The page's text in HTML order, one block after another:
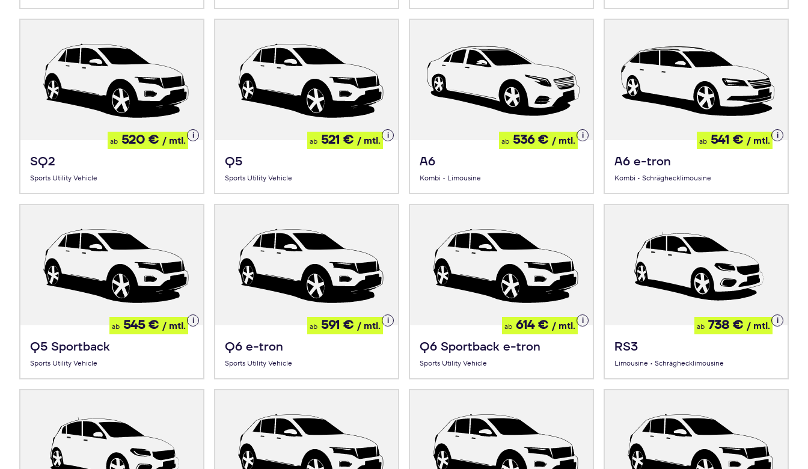
SQ2
Sports Utility Vehicle
ab 520 € / mtl.
Details
zum
Q5
Sports Utility Vehicle
ab 521 € / mtl.
Details
zum
A6
Kombi • Limousine
ab 536 € / mtl.
Details
zum
A6 e-tron
Kombi • Schräghecklimousine
ab 541 € / mtl.
Details
zum
Q5 Sportback
Sports Utility Vehicle
ab 545 € / mtl.
Details
zum
Q6 e-tron
Sports Utility Vehicle
ab 591 € / mtl.
Details
zum
Q6 Sportback e-tron
Sports Utility Vehicle
ab 614 € / mtl.
Details
zum
RS3
Limousine • Schräghecklimousine
ab 738 € / mtl.
Details
zum